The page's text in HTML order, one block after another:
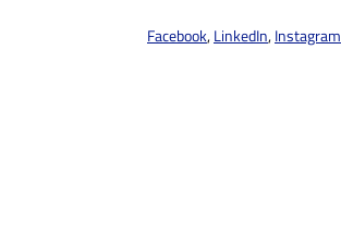
Facebook,LinkedIn,Instagram